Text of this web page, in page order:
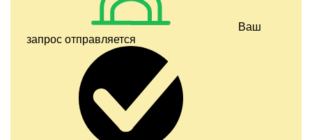
Ваш
запрос отправляется